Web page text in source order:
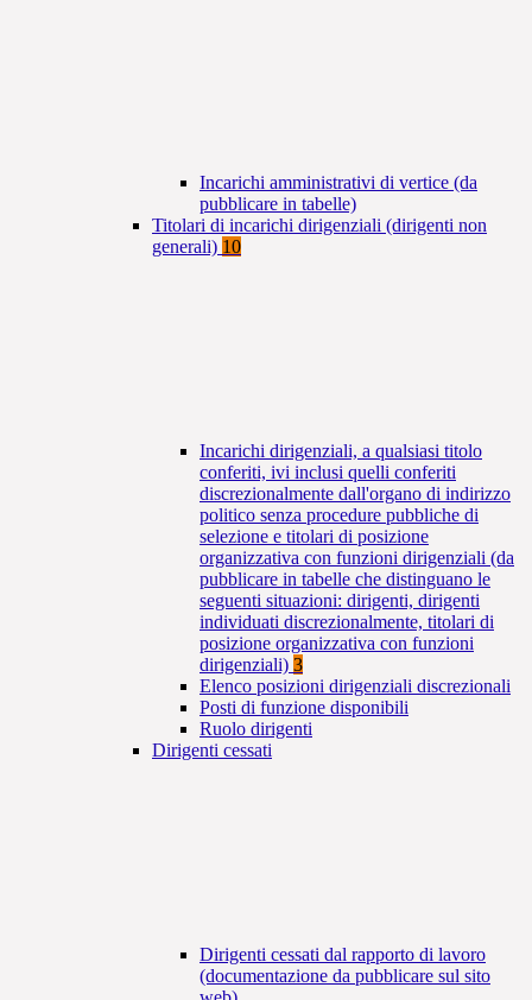
Incarichi amministrativi di vertice (da
pubblicare in tabelle)
Titolari di incarichi dirigenziali (dirigenti non
generali) 10
Incarichi dirigenziali, a qualsiasi titolo
conferiti, ivi inclusi quelli conferiti
discrezionalmente dall'organo di indirizzo
politico senza procedure pubbliche di
selezione e titolari di posizione
organizzativa con funzioni dirigenziali (da
pubblicare in tabelle che distinguano le
seguenti situazioni: dirigenti, dirigenti
individuati discrezionalmente, titolari di
posizione organizzativa con funzioni
dirigenziali) 3
Elenco posizioni dirigenziali discrezionali
Posti di funzione disponibili
Ruolo dirigenti
Dirigenti cessati
Dirigenti cessati dal rapporto di lavoro
(documentazione da pubblicare sul sito